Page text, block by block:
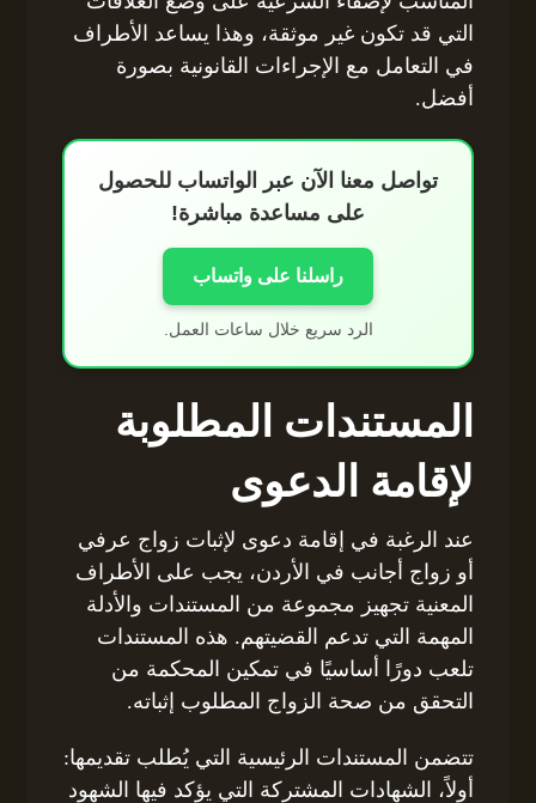
التي قد تكون غير موثقة، وهذا يساعد الأطراف
في التعامل مع الإجراءات القانونية بصورة
أفضل.
تواصل معنا الآن عبر الواتساب للحصول
على مساعدة مباشرة!
راسلنا على واتساب
الرد سريع خلال ساعات العمل.
المستندات المطلوبة
لإقامة الدعوى
عند الرغبة في إقامة دعوى لإثبات زواج عرفي
أو زواج أجانب في الأردن، يجب على الأطراف
المعنية تجهيز مجموعة من المستندات والأدلة
المهمة التي تدعم القضيتهم. هذه المستندات
تلعب دورًا أساسيًا في تمكين المحكمة من
التحقق من صحة الزواج المطلوب إثباته.
تتضمن المستندات الرئيسية التي يُطلب تقديمها:
أولاً، الشهادات المشتركة التي يؤكد فيها الشهود